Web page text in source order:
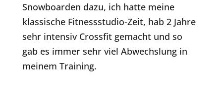
Snowboarden dazu, ich hatte meine
klassische Fitnessstudio-Zeit, hab 2 Jahre
sehr intensiv Crossfit gemacht und so
gab es immer sehr viel Abwechslung in
meinem Training.